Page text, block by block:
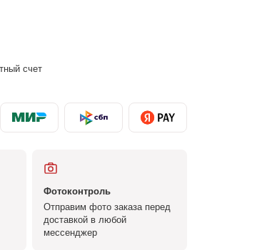
счет
Фотоконтроль
Отправим фото заказа перед
доставкой в любой
мессенджер